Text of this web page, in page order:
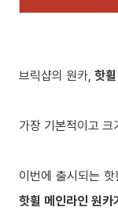
브릭샵의 원카, 핫
가장 기본적이고
이번에 출시되는
핫휠 메인라인 원카